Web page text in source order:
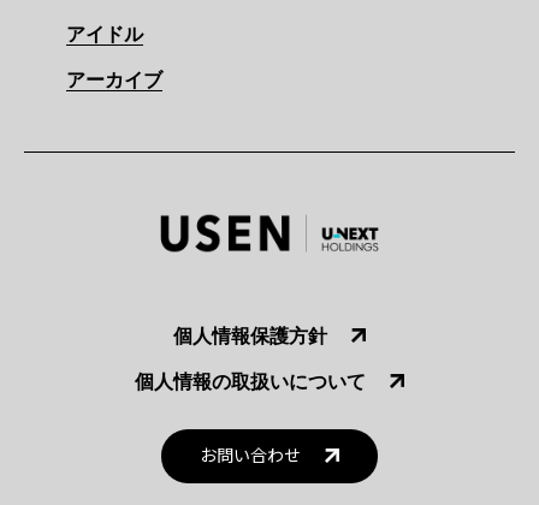
アイドル
アーカイブ
個人情報保護方針
個人情報の取扱いについて
お問い合わせ